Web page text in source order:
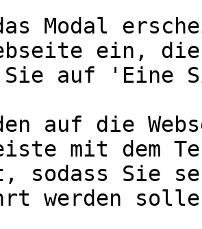
Modal
ein,
Sie auf 'Eine
auf die
mit dem
sodass Sie
werden